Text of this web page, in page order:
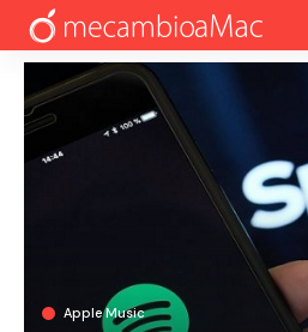
Apple Music